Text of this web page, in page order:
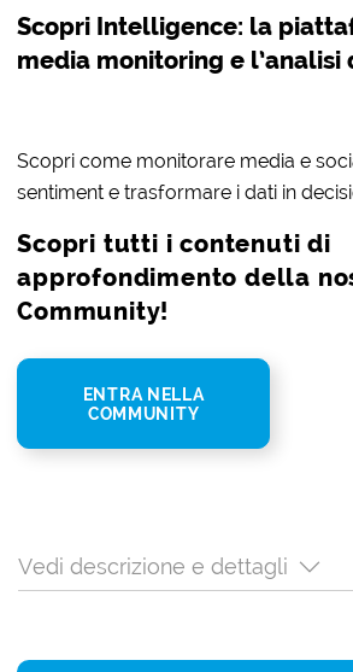
Scopri Intelligence: la
media monitoring e
Scopri come monitorare media e
sentiment e trasformare i dati in
Scopri tutti i contenuti di
approfondimento della
Community!
ENTRA NELLA
COMMUNITY
Vedi descrizione e dettagli